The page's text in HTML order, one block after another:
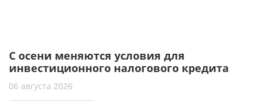
С осени меняются условия для
инвестиционного налогового кредита
06 августа 2026